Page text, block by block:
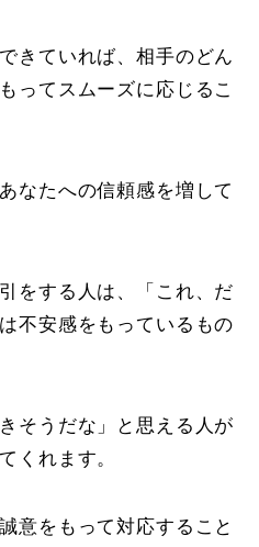
きていれば、相手のどん
ってスムーズに応じるこ
なたへの信頼感を増して
をする人は、「これ、だ
不安感をもっているもの
そうだな」と思える人が
くれます。
意をもって対応すること